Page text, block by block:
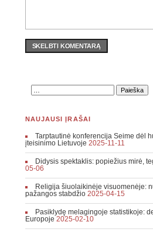
SKELBTI KOMENTARĄ
NAUJAUSI ĮRAŠAI
Tarptautinė konferencija Seime dėl
įteisinimo Lietuvoje 2025-11-11
Didysis spektaklis: popiežius mirė,
05-06
Religija šiuolaikinėje visuomenėje:
pažangos stabdžio 2025-04-15
Pasiklydę melagingoje statistikoje:
Europoje 2025-02-10